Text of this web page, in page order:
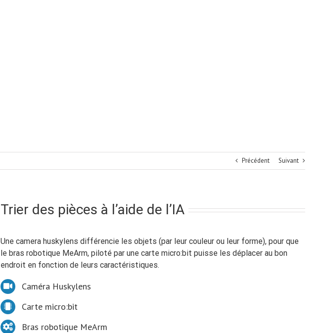
Précédent Suivant
Trier des pièces à l’aide de l’IA
Une camera huskylens différencie les objets (par leur couleur ou leur forme), pour que
le bras robotique MeArm, piloté par une carte micro:bit puisse les déplacer au bon
endroit en fonction de leurs caractéristiques.
Caméra Huskylens
Carte micro:bit
Bras robotique MeArm